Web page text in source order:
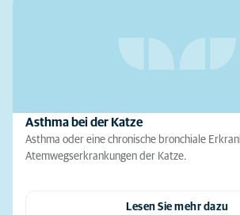
Asthma bei der Katze
Asthma oder eine chronische bronchiale
Atemwegserkrankungen der Katze.
Lesen Sie mehr dazu